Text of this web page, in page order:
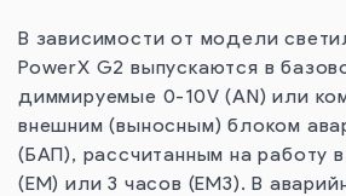
В зависимости от модели
PowerX G2 выпускаются в
диммируемые 0-10V (AN) или
внешним (выносным) блоком
(БАП), рассчитанным на работу в
(EM) или 3 часов (EM3). В